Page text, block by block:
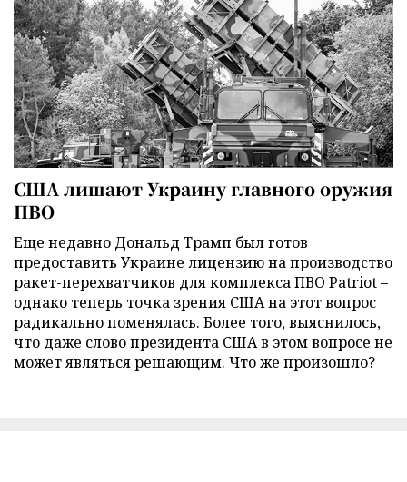
США лишают Украину главного оружия
ПВО
Еще недавно Дональд Трамп был готов
предоставить Украине лицензию на производство
ракет-перехватчиков для комплекса ПВО Patriot –
однако теперь точка зрения США на этот вопрос
радикально поменялась. Более того, выяснилось,
что даже слово президента США в этом вопросе не
может являться решающим. Что же произошло?